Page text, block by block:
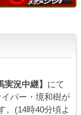
実況中継】 にて
パー・境和樹が
。(14時40分頃よ